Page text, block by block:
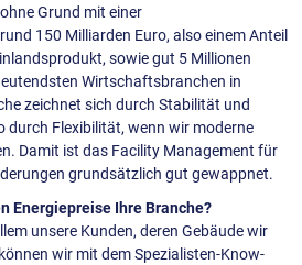
Grund mit einer
150 Milliarden Euro, also einem Anteil
sowie gut 5 Millionen
Wirtschaftsbranchen in
zeichnet sich durch Stabilität und
durch Flexibilität, wenn wir moderne
Damit ist das Facility Management für
grundsätzlich gut gewappnet.
Energiepreise Ihre Branche?
unsere Kunden, deren Gebäude wir
wir mit dem Spezialisten-Know-